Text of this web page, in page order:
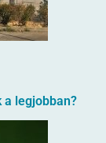
a legjobban?